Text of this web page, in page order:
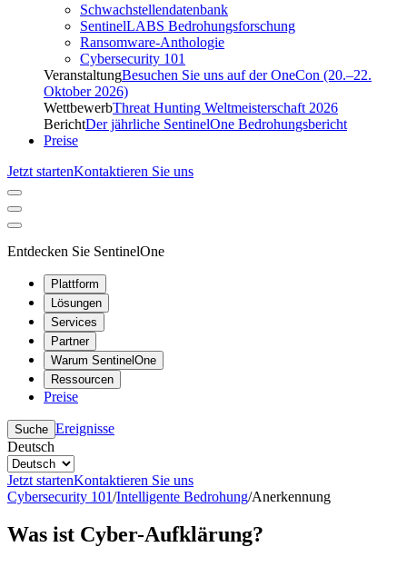
Schwachstellendatenbank
SentinelLABS Bedrohungsforschung
Ransomware-Anthologie
Cybersecurity 101
VeranstaltungBesuchen Sie uns auf der OneCon (20.–22.
Oktober 2026)
WettbewerbThreat Hunting Weltmeisterschaft 2026
BerichtDer jährliche SentinelOne Bedrohungsbericht
Preise
Jetzt startenKontaktieren Sie uns
Entdecken Sie SentinelOne
Plattform
Lösungen
Services
Partner
Warum SentinelOne
Ressourcen
Preise
Suche Ereignisse
Deutsch
Jetzt startenKontaktieren Sie uns
Cybersecurity 101/Intelligente Bedrohung/Anerkennung
Was ist Cyber-Aufklärung?